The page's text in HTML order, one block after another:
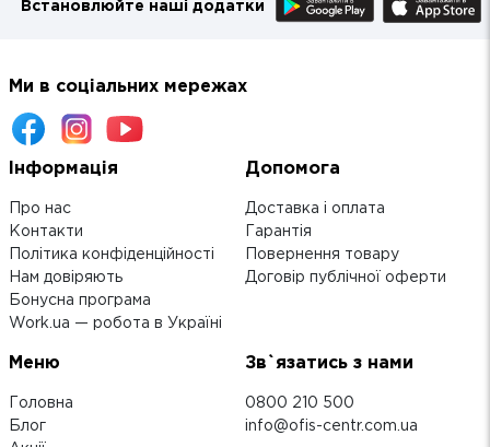
Встановлюйте наші додатки
Ми в соціальних мережах
Інформація
Про нас
Контакти
Політика конфіденційності
Нам довіряють
Бонусна програма
Work.ua — робота в Україні
Допомога
Доставка і оплата
Гарантія
Повернення товару
Договір публічної оферти
Меню
Головна
Блог
Зв`язатись з нами
0800 210 500
info@ofis-centr.com.ua